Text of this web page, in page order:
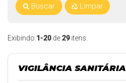
Exibindo 1-20 de 29 itens.
VIGILÂNCIA SANITÁRIA
Buscar Limpar